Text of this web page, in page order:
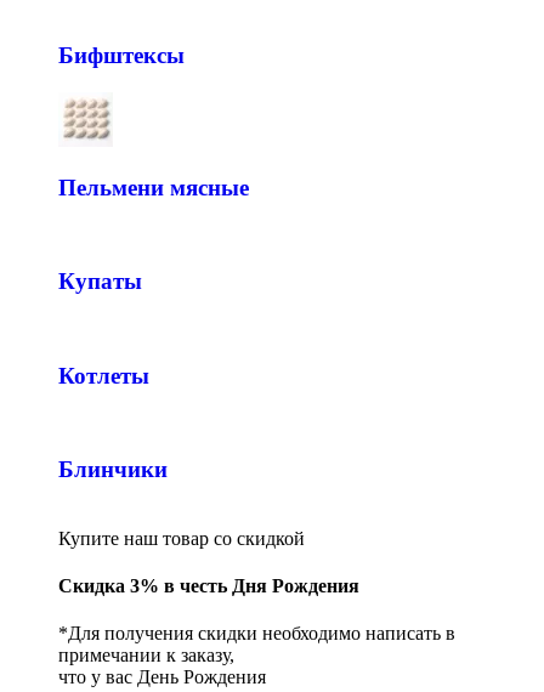
Бифштексы
Пельмени мясные
Купаты
Котлеты
Блинчики
Купите наш товар со скидкой
Скидка 3% в честь Дня Рождения
*Для получения скидки необходимо написать в
примечании к заказу,
что у вас День Рождения